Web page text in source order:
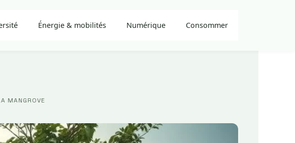
Énergie & mobilités Numérique Consommer
MANGROVE